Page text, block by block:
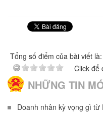
Tổng số điểm của bài viết
Click để
NHỮNG TIN
Doanh nhân kỳ vọng gì